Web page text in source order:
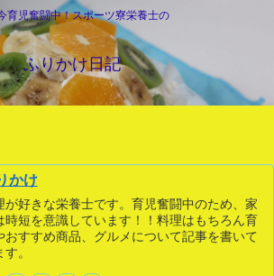
育児奮闘中！スポーツ寮栄養士の
ふりかけ日記
かけ
が好きな栄養士です。育児奮闘中のため、家
時短を意識しています！！料理はもちろん育
おすすめ商品、グルメについて記事を書いて
。